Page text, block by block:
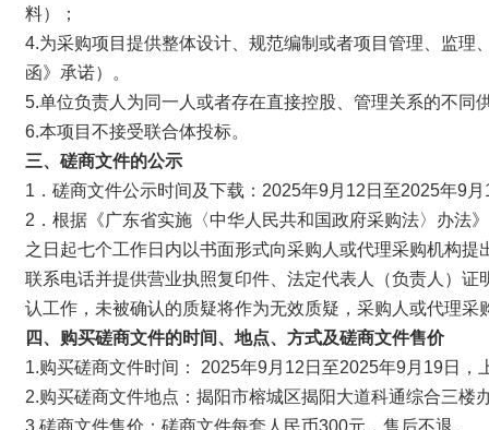
料）；
4.为采购项目提供整体设计、规范编制或者项目管理、监
函》承诺）。
5.单位负责人为同一人或者存在直接控股、管理关系的不
6.本项目不接受联合体投标。
三、磋商文件的公示
1．磋商文件公示时间及下载：2025年9月12日至2025年9月
2．根据《广东省实施〈中华人民共和国政府采购法〉办法
之日起七个工作日内以书面形式向采购人或代理采购机构
联系电话并提供营业执照复印件、法定代表人（负责人）
认工作，未被确认的质疑将作为无效质疑，采购人或代理采
四、购买磋商文件的时间、地点、方式及磋商文件售价
1.购买磋商文件时间： 2025年9月12日至2025年9月19日
2.购买磋商文件地点：揭阳市榕城区揭阳大道科通综合三楼
3.磋商文件售价：磋商文件每套人民币300元，售后不退。